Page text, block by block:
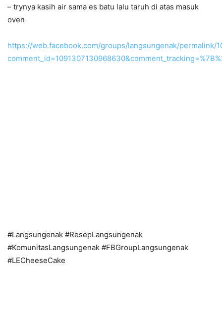
– trynya kasih air sama es batu lalu taruh di atas masuk
oven
https://web.facebook.com/groups/langsungenak/permalink/
#Langsungenak #ResepLangsungenak
#KomunitasLangsungenak #FBGroupLangsungenak
#LECheeseCake